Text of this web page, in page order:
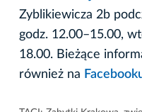
Zyblikiewicza 2b
godz. 12.00–15.00,
18.00. Bieżące
również na